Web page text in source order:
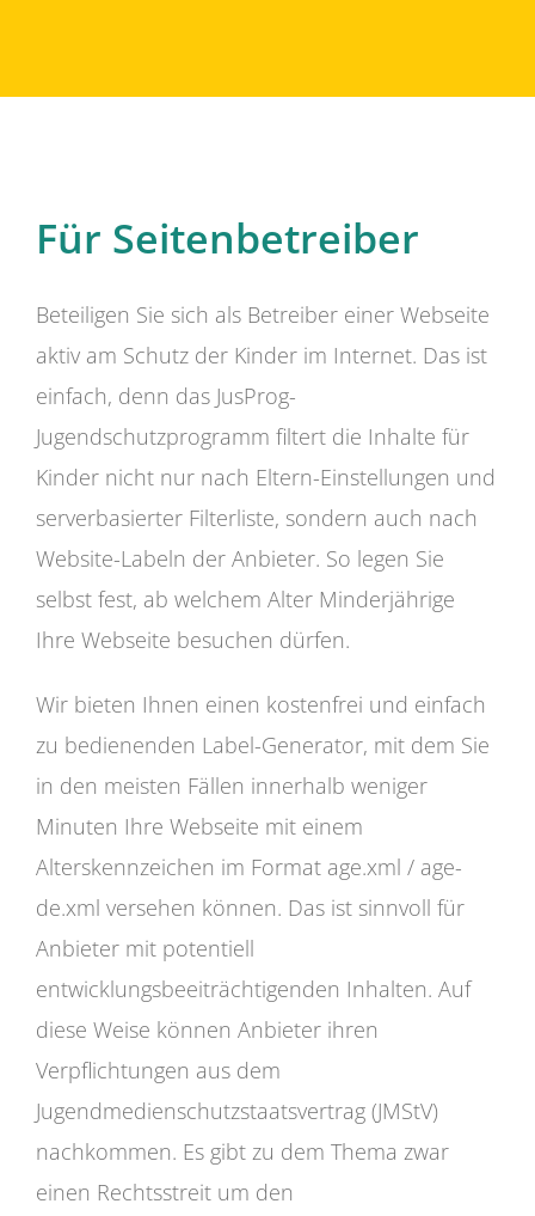
Für Seitenbetreiber
Beteiligen Sie sich als Betreiber einer Webseite
aktiv am Schutz der Kinder im Internet. Das ist
einfach, denn das JusProg-
Jugendschutzprogramm filtert die Inhalte für
Kinder nicht nur nach Eltern-Einstellungen und
serverbasierter Filterliste, sondern auch nach
Website-Labeln der Anbieter. So legen Sie
selbst fest, ab welchem Alter Minderjährige
Ihre Webseite besuchen dürfen.
Wir bieten Ihnen einen kostenfrei und einfach
zu bedienenden Label-Generator, mit dem Sie
in den meisten Fällen innerhalb weniger
Minuten Ihre Webseite mit einem
Alterskennzeichen im Format age.xml / age-
de.xml versehen können. Das ist sinnvoll für
Anbieter mit potentiell
entwicklungsbeeiträchtigenden Inhalten. Auf
diese Weise können Anbieter ihren
Verpflichtungen aus dem
Jugendmedienschutzstaatsvertrag (JMStV)
nachkommen. Es gibt zu dem Thema zwar
einen Rechtsstreit um den